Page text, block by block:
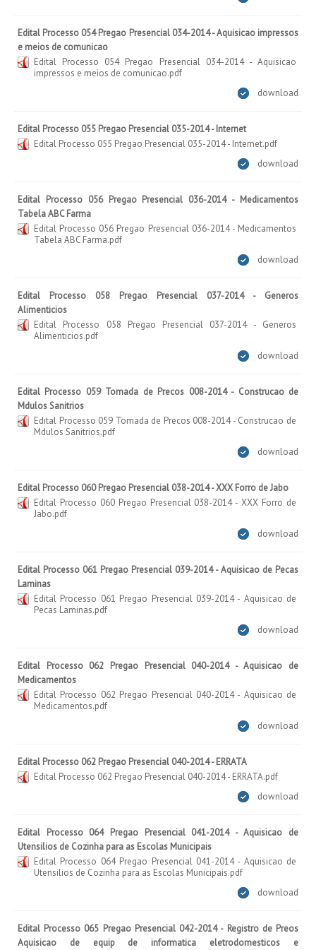
Edital Processo 054 Pregao Presencial 034-2014 - Aquisicao impressos
e meios de comunicao
Edital Processo 054 Pregao Presencial 034-2014 - Aquisicao
impressos e meios de comunicao.pdf
download
Edital Processo 055 Pregao Presencial 035-2014 - Internet
Edital Processo 055 Pregao Presencial 035-2014 - Internet.pdf
download
Edital Processo 056 Pregao Presencial 036-2014 - Medicamentos
Tabela ABC Farma
Edital Processo 056 Pregao Presencial 036-2014 - Medicamentos
Tabela ABC Farma.pdf
download
Edital Processo 058 Pregao Presencial 037-2014 - Generos
Alimenticios
Edital Processo 058 Pregao Presencial 037-2014 - Generos
Alimenticios.pdf
download
Edital Processo 059 Tomada de Precos 008-2014 - Construcao de
Mdulos Sanitrios
Edital Processo 059 Tomada de Precos 008-2014 - Construcao de
Mdulos Sanitrios.pdf
download
Edital Processo 060 Pregao Presencial 038-2014 - XXX Forro de Jabo
Edital Processo 060 Pregao Presencial 038-2014 - XXX Forro de
Jabo.pdf
download
Edital Processo 061 Pregao Presencial 039-2014 - Aquisicao de Pecas
Laminas
Edital Processo 061 Pregao Presencial 039-2014 - Aquisicao de
Pecas Laminas.pdf
download
Edital Processo 062 Pregao Presencial 040-2014 - Aquisicao de
Medicamentos
Edital Processo 062 Pregao Presencial 040-2014 - Aquisicao de
Medicamentos.pdf
download
Edital Processo 062 Pregao Presencial 040-2014 - ERRATA
Edital Processo 062 Pregao Presencial 040-2014 - ERRATA.pdf
download
Edital Processo 064 Pregao Presencial 041-2014 - Aquisicao de
Utensilios de Cozinha para as Escolas Municipais
Edital Processo 064 Pregao Presencial 041-2014 - Aquisicao de
Utensilios de Cozinha para as Escolas Municipais.pdf
download
Edital Processo 065 Pregao Presencial 042-2014 - Registro de Preos
Aquisicao de equip de informatica eletrodomesticos e